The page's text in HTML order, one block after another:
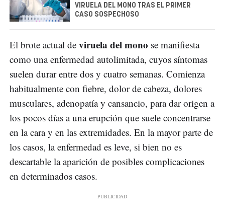
VIRUELA DEL MONO TRAS EL PRIMER
CASO SOSPECHOSO
El brote actual de viruela del mono se manifiesta
como una enfermedad autolimitada, cuyos síntomas
suelen durar entre dos y cuatro semanas. Comienza
habitualmente con fiebre, dolor de cabeza, dolores
musculares, adenopatía y cansancio, para dar origen a
los pocos días a una erupción que suele concentrarse
en la cara y en las extremidades. En la mayor parte de
los casos, la enfermedad es leve, si bien no es
descartable la aparición de posibles complicaciones
en determinados casos.